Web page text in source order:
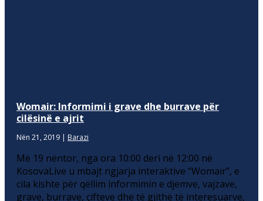
Womair: Informimi i grave dhe burrave për
cilësinë e ajrit
Nën 21, 2019 | Barazi
Më 19 nëntor, nga ora 10:00 deri në 12:00 në
KosovaLive u mbajt ngjarja interaktive “Womair”, e
cila kishte për qëllim informimin e djemve, vajzave,
grave, burrave, çifteve dhe të gjithë të interesuarve,